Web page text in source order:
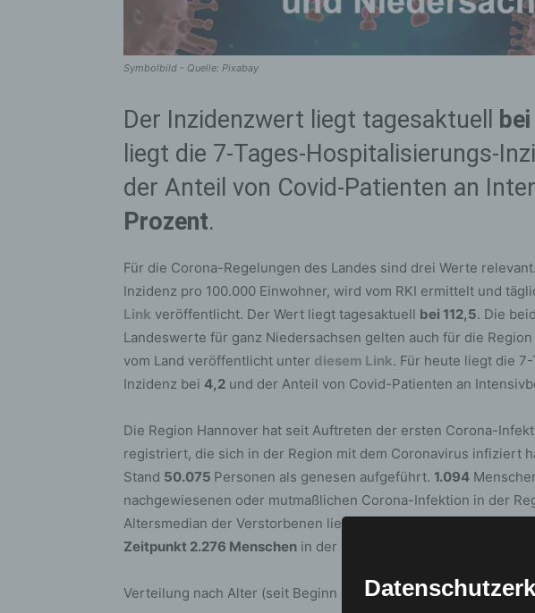
Symbolbild - Quelle: Pixabay
Der Inzidenzwert liegt tagesaktuell
liegt die 7-Tages-Hospitalisierungs-
der Anteil von Covid-Patienten an
Prozent.
Für die Corona-Regelungen des Landes sind drei Werte
Inzidenz pro 100.000 Einwohner, wird vom RKI ermittelt und
Link veröffentlicht. Der Wert liegt tagesaktuell bei 112,5. Die
Landeswerte für ganz Niedersachsen gelten auch für die
vom Land veröffentlicht unter diesem Link. Für heute liegt die
Inzidenz bei 4,2 und der Anteil von Covid-Patienten an
Die Region Hannover hat seit Auftreten der ersten Corona-
registriert, die sich in der Region mit dem Coronavirus infiziert
Stand 50.075 Personen als genesen aufgeführt. 1.094
nachgewiesenen oder mutmaßlichen Corona-Infektion in der
Altersmedian der Verstorbenen liegt bei 84 Jahren. Somit sind
Zeitpunkt 2.276 Menschen in der Region infiziert.
Verteilung nach Alter (seit Beginn der Erfassung):